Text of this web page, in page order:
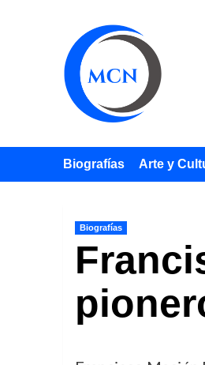
Biografías Arte y
Biografías